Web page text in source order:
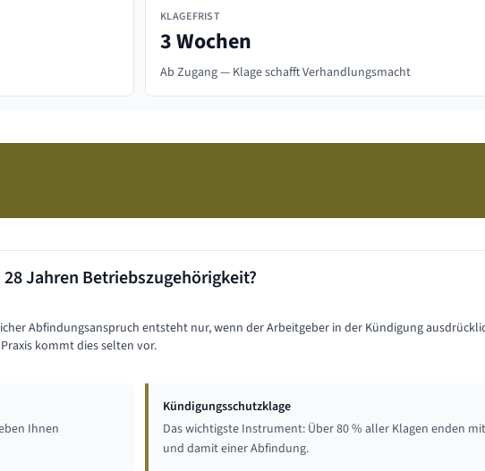
KLAGEFRIST
3 Wochen
Ab Zugang — Klage schafft Verhandlungsmacht
28 Jahren Betriebszugehörigkeit?
Abfindungsanspruch entsteht nur, wenn der Arbeitgeber in der Kündigung
kommt dies selten vor.
Ihnen
Kündigungsschutzklage
Das wichtigste Instrument: Über 80 % aller Klagen enden
und damit einer Abfindung.